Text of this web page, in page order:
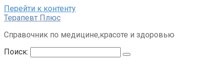
Перейти к контенту
Терапевт Плюс
Справочник по медицине,красоте и здоровью
Поиск: